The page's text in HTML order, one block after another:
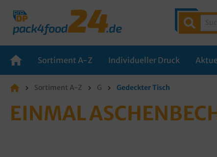
Sortiment A-Z Individueller Druck
Sortiment A-Z G Gedeckter Tisch
EINMAL